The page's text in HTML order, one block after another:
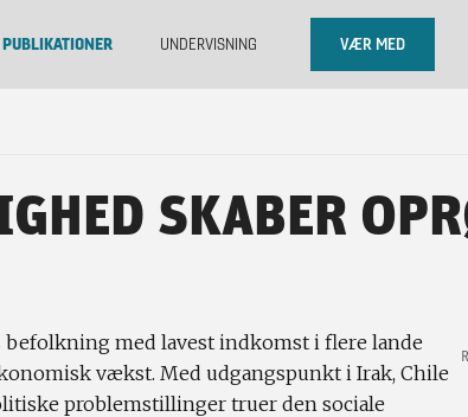
PUBLIKATIONER UNDERVISNING VÆR MED
SKABER
befolkning med lavest indkomst i flere lande
vækst. Med udgangspunkt i Irak, Chile
problemstillinger truer den sociale